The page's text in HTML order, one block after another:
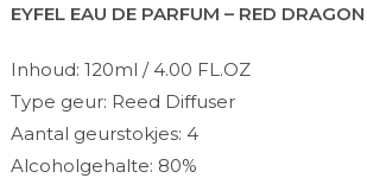
EYFEL EAU DE PARFUM – RED DRAGON
Inhoud: 120ml / 4.00 FL.OZ
Type geur: Reed Diffuser
Aantal geurstokjes: 4
Alcoholgehalte: 80%